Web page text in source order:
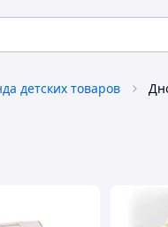
детских товаров